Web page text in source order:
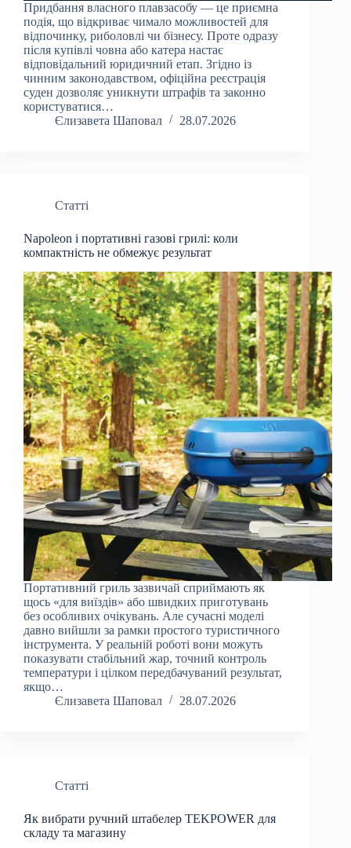
Придбання власного плавзасобу — це приємна
подія, що відкриває чимало можливостей для
відпочинку, риболовлі чи бізнесу. Проте одразу
після купівлі човна або катера настає
відповідальний юридичний етап. Згідно із
чинним законодавством, офіційна реєстрація
суден дозволяє уникнути штрафів та законно
користуватися…
Єлизавета Шаповал
28.07.2026
Статті
Napoleon і портативні газові грилі: коли
компактність не обмежує результат
Портативний гриль зазвичай сприймають як
щось «для виїздів» або швидких приготувань
без особливих очікувань. Але сучасні моделі
давно вийшли за рамки простого туристичного
інструмента. У реальній роботі вони можуть
показувати стабільний жар, точний контроль
температури і цілком передбачуваний результат,
якщо…
Єлизавета Шаповал
28.07.2026
Статті
Як вибрати ручний штабелер TEKPOWER для
складу та магазину